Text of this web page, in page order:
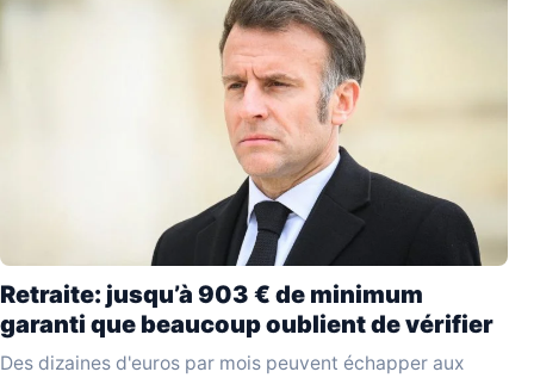
Retraite: jusqu’à 903 € de minimum
garanti que beaucoup oublient de vérifier
Des dizaines d'euros par mois peuvent échapper aux